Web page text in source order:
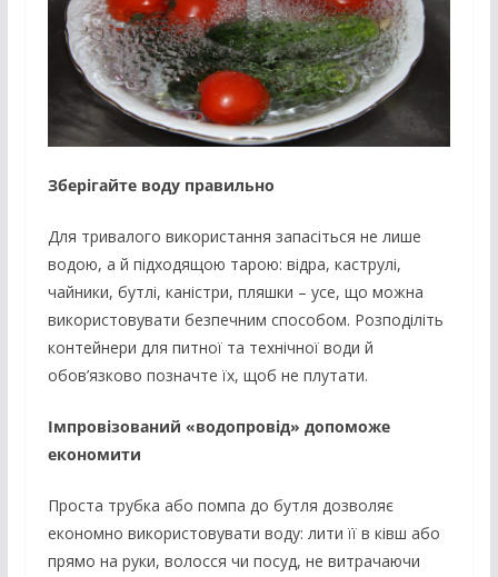
Зберігайте воду правильно
Для тривалого використання запасіться не лише
водою, а й підходящою тарою: відра, каструлі,
чайники, бутлі, каністри, пляшки – усе, що можна
використовувати безпечним способом. Розподіліть
контейнери для питної та технічної води й
обов’язково позначте їх, щоб не плутати.
Імпровізований «водопровід» допоможе
економити
Проста трубка або помпа до бутля дозволяє
економно використовувати воду: лити її в ківш або
прямо на руки, волосся чи посуд, не витрачаючи